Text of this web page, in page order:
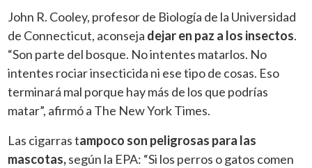
John R. Cooley, profesor de Biología de la Universidad
de Connecticut, aconseja dejar en paz a los insectos.
“Son parte del bosque. No intentes matarlos. No
intentes rociar insecticida ni ese tipo de cosas. Eso
terminará mal porque hay más de los que podrías
matar”, afirmó a The New York Times.
Las cigarras tampoco son peligrosas para las
mascotas,según la EPA: “Si los perros o gatos comen